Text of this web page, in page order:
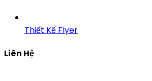
Thiết Kế Flyer
Liên Hệ